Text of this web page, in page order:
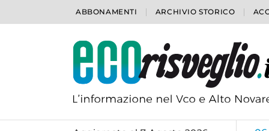
ABBONAMENTI ARCHIVIO STORICO